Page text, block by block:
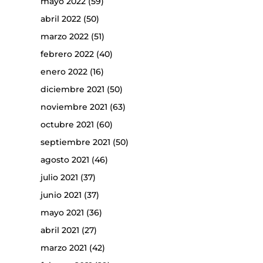
abril 2022(50)
marzo 2022(51)
febrero 2022(40)
enero 2022(16)
diciembre 2021 (50)
noviembre 2021 (63)
octubre 2021 (60)
septiembre 2021 (50)
agosto 2021 (46)
julio 2021 (37)
junio 2021 (37)
mayo 2021 (36)
abril 2021 (27)
marzo 2021 (42)